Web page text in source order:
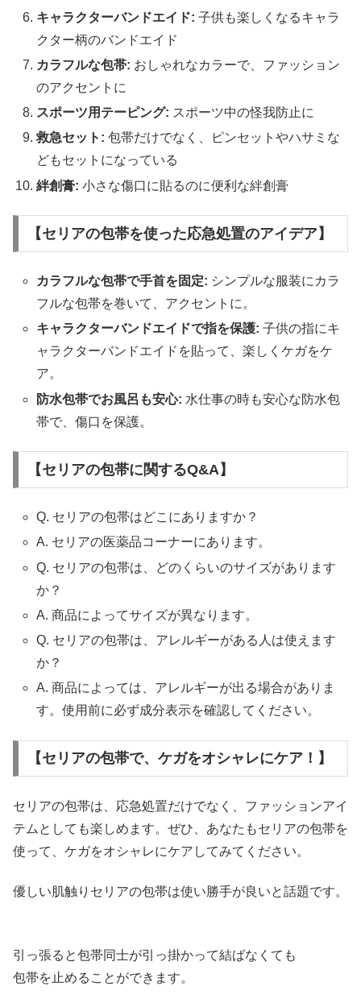
キャラクターバンドエイド: 子供も楽しくなるキャラ
クター柄のバンドエイド
カラフルな包帯: おしゃれなカラーで、ファッション
のアクセントに
スポーツ用テーピング: スポーツ中の怪我防止に
救急セット: 包帯だけでなく、ピンセットやハサミな
どもセットになっている
絆創膏: 小さな傷口に貼るのに便利な絆創膏
【セリアの包帯を使った応急処置のアイデア】
カラフルな包帯で手首を固定: シンプルな服装にカラ
フルな包帯を巻いて、アクセントに。
キャラクターバンドエイドで指を保護: 子供の指にキ
ャラクターバンドエイドを貼って、楽しくケガをケ
ア。
防水包帯でお風呂も安心: 水仕事の時も安心な防水包
帯で、傷口を保護。
【セリアの包帯に関するQ&A】
Q. セリアの包帯はどこにありますか？
A. セリアの医薬品コーナーにあります。
Q. セリアの包帯は、どのくらいのサイズがあります
か？
A. 商品によってサイズが異なります。
Q. セリアの包帯は、アレルギーがある人は使えます
か？
A. 商品によっては、アレルギーが出る場合がありま
す。使用前に必ず成分表示を確認してください。
【セリアの包帯で、ケガをオシャレにケア！】
セリアの包帯は、応急処置だけでなく、ファッションアイ
テムとしても楽しめます。ぜひ、あなたもセリアの包帯を
使って、ケガをオシャレにケアしてみてください。
優しい肌触りセリアの包帯は使い勝手が良いと話題です。
引っ張ると包帯同士が引っ掛かって結ばなくても
包帯を止めることができます。